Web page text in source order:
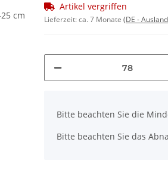
Artikel vergriffen
Lieferzeit:ca. 7 Monate (DE -
Bitte beachten Sie die
Bitte beachten Sie das